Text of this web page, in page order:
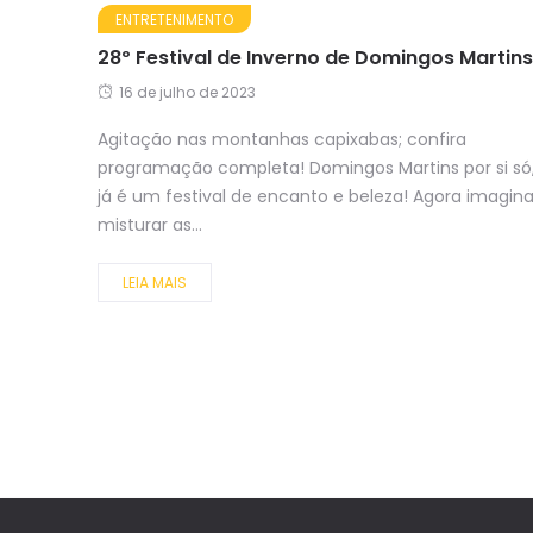
ENTRETENIMENTO
28º Festival de Inverno de Domingos Martins
16 de julho de 2023
Agitação nas montanhas capixabas; confira
programação completa! Domingos Martins por si
já é um festival de encanto e beleza! Agora imagina
misturar as...
LEIA MAIS